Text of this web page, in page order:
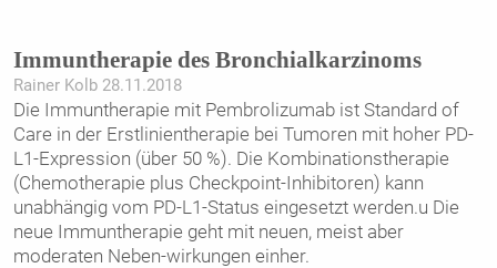
Immuntherapie des Bronchialkarzinoms
Rainer Kolb 28.11.2018
Die Immuntherapie mit Pembrolizumab ist Standard of
Care in der Erstlinientherapie bei Tumoren mit hoher PD-
L1-Expression (über 50 %). Die Kombinationstherapie
(Chemotherapie plus Checkpoint-Inhibitoren) kann
unabhängig vom PD-L1-Status eingesetzt werden.u Die
neue Immuntherapie geht mit neuen, meist aber
moderaten Neben-wirkungen einher.